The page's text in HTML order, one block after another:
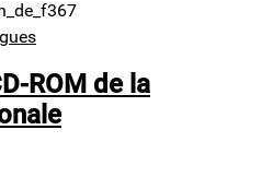
ROM de la